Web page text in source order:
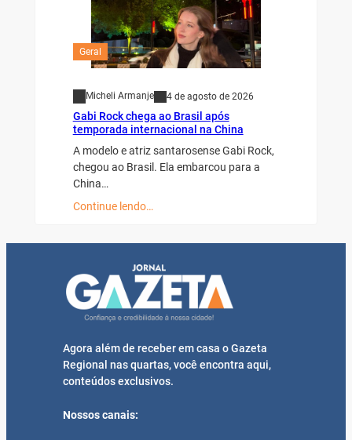
Geral
Micheli Armanje 4 de agosto de 2026
Gabi Rock chega ao Brasil após
temporada internacional na China
A modelo e atriz santarosense Gabi Rock,
chegou ao Brasil. Ela embarcou para a
China…
Continue lendo…
Agora além de receber em casa o Gazeta
Regional nas quartas, você encontra aqui,
conteúdos exclusivos.
Nossos canais: